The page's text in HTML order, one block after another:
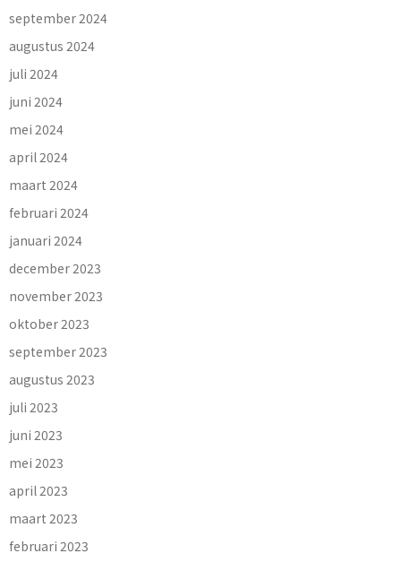
september 2024
augustus 2024
juli 2024
juni 2024
mei 2024
april 2024
maart 2024
februari 2024
januari 2024
december 2023
november 2023
oktober 2023
september 2023
augustus 2023
juli 2023
juni 2023
mei 2023
april 2023
maart 2023
februari 2023